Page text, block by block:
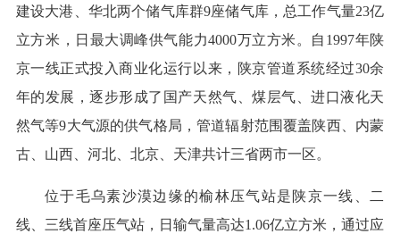
建设大港、华北两个储气库群9座储气库，总工作气量23亿
立方米，日最大调峰供气能力4000万立方米。自1997年陕
京一线正式投入商业化运行以来，陕京管道系统经过30余
年的发展，逐步形成了国产天然气、煤层气、进口液化天
然气等9大气源的供气格局，管道辐射范围覆盖陕西、内蒙
古、山西、河北、北京、天津共计三省两市一区。
位于毛乌素沙漠边缘的榆林压气站是陕京一线、二
线、三线首座压气站，日输气量高达1.06亿立方米，通过应